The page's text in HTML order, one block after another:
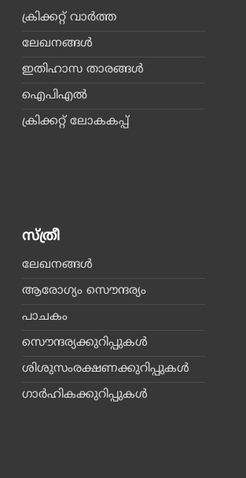
ക്രിക്കറ്റ്‌ വാര്‍ത്ത
ലേഖനങ്ങള്‍
ഇതിഹാസ താരങ്ങള്‍
ഐപിഎല്‍
ക്രിക്കറ്റ് ലോകകപ്പ്
സ്ത്രീ
ലേഖനങ്ങള്‍
ആരോഗ്യം സൌന്ദര്യം
പാചകം
സൌന്ദര്യക്കുറിപ്പുകള്‍
ശിശുസംരക്ഷണക്കുറിപ്പുകള്‍
ഗാര്‍ഹികക്കുറിപ്പുകള്‍